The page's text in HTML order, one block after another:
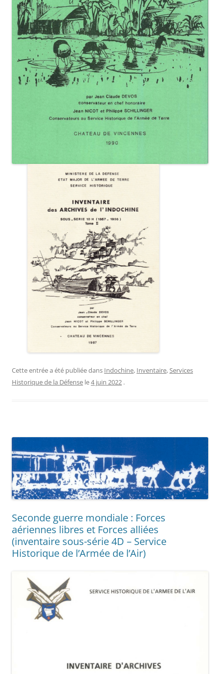
Cette entrée a été publiée dans Indochine, Inventaire, Services
Historique de la Défense le4 juin 2022 .
Seconde guerre mondiale : Forces
aériennes libres et Forces alliées
(inventaire sous-série 4D – Service
Historique de l’Armée de l’Air)